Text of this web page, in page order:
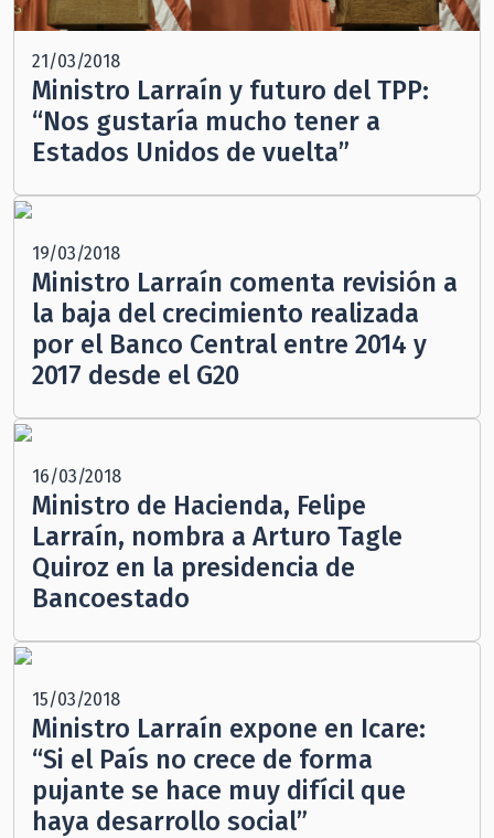
21/03/2018
Ministro Larraín y futuro del TPP:
“Nos gustaría mucho tener a
Estados Unidos de vuelta”
19/03/2018
Ministro Larraín comenta revisión a
la baja del crecimiento realizada
por el Banco Central entre 2014 y
2017 desde el G20
16/03/2018
Ministro de Hacienda, Felipe
Larraín, nombra a Arturo Tagle
Quiroz en la presidencia de
Bancoestado
15/03/2018
Ministro Larraín expone en Icare:
“Si el País no crece de forma
pujante se hace muy difícil que
haya desarrollo social”